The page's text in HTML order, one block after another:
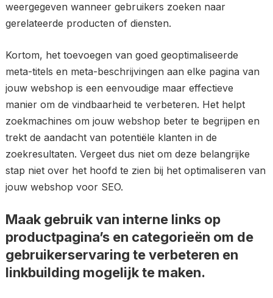
weergegeven wanneer gebruikers zoeken naar
gerelateerde producten of diensten.
Kortom, het toevoegen van goed geoptimaliseerde
meta-titels en meta-beschrijvingen aan elke pagina van
jouw webshop is een eenvoudige maar effectieve
manier om de vindbaarheid te verbeteren. Het helpt
zoekmachines om jouw webshop beter te begrijpen en
trekt de aandacht van potentiële klanten in de
zoekresultaten. Vergeet dus niet om deze belangrijke
stap niet over het hoofd te zien bij het optimaliseren van
jouw webshop voor SEO.
Maak gebruik van interne links op
productpagina’s en categorieën om de
gebruikerservaring te verbeteren en
linkbuilding mogelijk te maken.